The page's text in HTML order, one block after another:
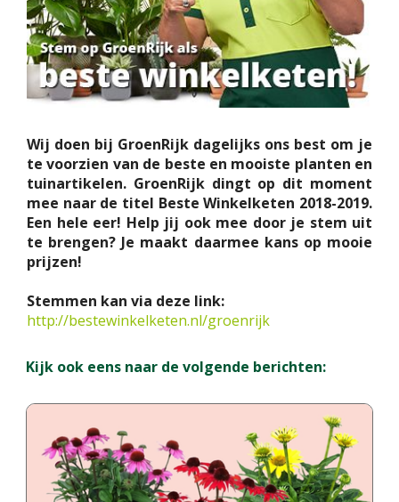
Wij doen bij GroenRijk dagelijks ons best om je
te voorzien van de beste en mooiste planten en
tuinartikelen. GroenRijk dingt op dit moment
mee naar de titel Beste Winkelketen 2018-2019.
Een hele eer! Help jij ook mee door je stem uit
te brengen? Je maakt daarmee kans op mooie
prijzen!
Stemmen kan via deze link:
http://bestewinkelketen.nl/groenrijk
Kijk ook eens naar de volgende berichten: